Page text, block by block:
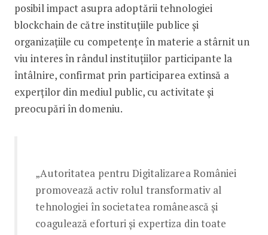
posibil impact asupra adoptării tehnologiei
blockchain de către instituțiile publice și
organizațiile cu competențe în materie a stârnit un
viu interes în rândul instituţiilor participante la
întâlnire, confirmat prin participarea extinsă a
experţilor din mediul public, cu activitate și
preocupări în domeniu.
„Autoritatea pentru Digitalizarea României
promovează activ rolul transformativ al
tehnologiei în societatea românească şi
coagulează eforturi şi expertiza din toate